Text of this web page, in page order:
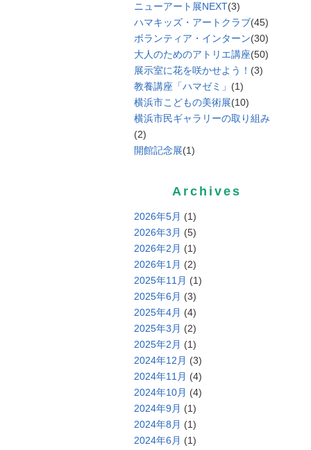
ニューアート展NEXT(3)
ハマキッズ・アートクラブ(45)
ボランティア・インターン(30)
大人のためのアトリエ講座(50)
展示室に花を咲かせよう！ (3)
教養講座「ハマゼミ」 (1)
横浜市こどもの美術展(10)
横浜市民ギャラリーの取り組み
(2)
開館記念展(1)
Archives
2026年5月 (1)
2026年3月 (5)
2026年2月 (1)
2026年1月 (2)
2025年11月 (1)
2025年6月 (3)
2025年4月 (4)
2025年3月 (2)
2025年2月 (1)
2024年12月 (3)
2024年11月 (4)
2024年10月 (4)
2024年9月 (1)
2024年8月 (1)
2024年6月 (1)